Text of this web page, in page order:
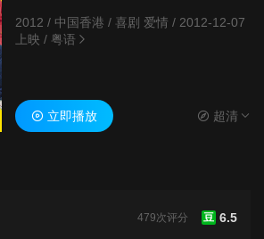
2012 / 中国香港 / 喜剧 爱情/ 2012-12-07
上映 / 粤语
立即播放 超清
豆 6.5
479次评分